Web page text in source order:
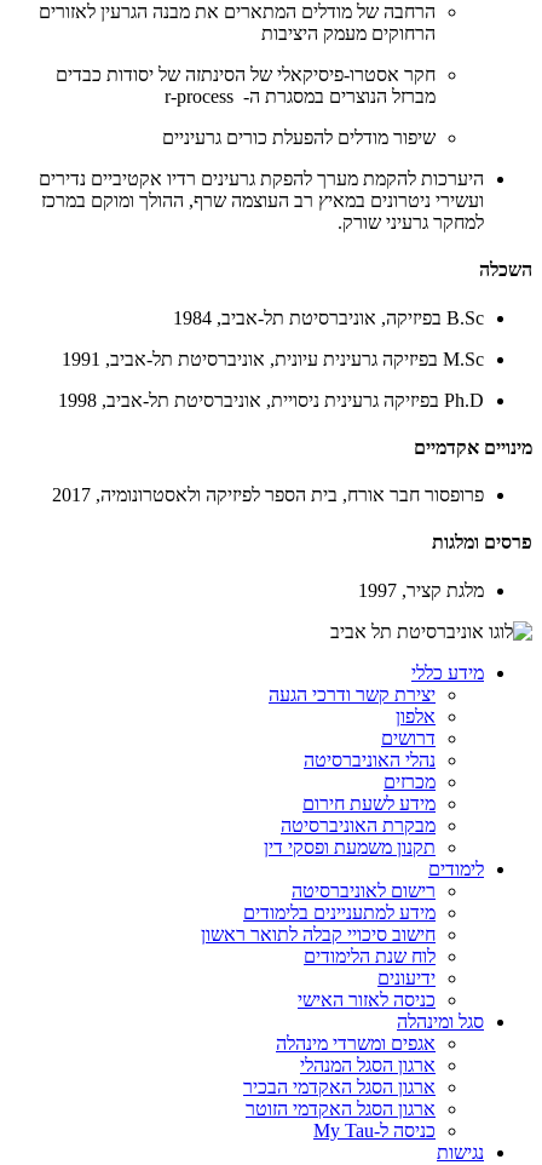
הרחבה של מודלים המתארים את מבנה הגרעין לאזורים
הרחוקים מעמק היציבות
חקר אסטרו-פיסיקאלי של הסינתזה של יסודות כבדים
מברזל הנוצרים במסגרת ה- r-process
שיפור מודלים להפעלת כורים גרעיניים
היערכות להקמת מערך להפקת גרעינים רדיו אקטיביים נדירים
ועשירי ניטרונים במאיץ רב העוצמה שרף, ההולך ומוקם במרכז
למחקר גרעיני שורק.
השכלה
B.Sc בפיזיקה, אוניברסיטת תל-אביב, 1984
M.Sc בפיזיקה גרעינית עיונית, אוניברסיטת תל-אביב, 1991
Ph.D בפיזיקה גרעינית ניסויית, אוניברסיטת תל-אביב, 1998
מינויים אקדמיים
פרופסור חבר אורח, בית הספר לפיזיקה ולאסטרונומיה, 2017
פרסים ומלגות
מלגת קציר, 1997
מידע כללי
יצירת קשר ודרכי הגעה
אלפון
דרושים
נהלי האוניברסיטה
מכרזים
מידע לשעת חירום
מבקרת האוניברסיטה
תקנון משמעת ופסקי דין
לימודים
רישום לאוניברסיטה
מידע למתעניינים בלימודים
חישוב סיכויי קבלה לתואר ראשון
לוח שנת הלימודים
ידיעונים
כניסה לאזור האישי
סגל ומינהלה
אגפים ומשרדי מינהלה
ארגון הסגל המנהלי
ארגון הסגל האקדמי הבכיר
ארגון הסגל האקדמי הזוטר
כניסה ל-My Tau
נגישות